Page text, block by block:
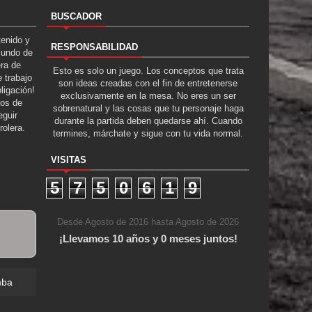
y
de
de
trabajo
de
BUSCADOR
RESPONSABILIDAD
Esto es solo un juego. Los conceptos que trata
son ideas creadas con el fin de entretenerse
exclusivamente en la mesa. No eres un ser
sobrenatural y las cosas que tu personaje haga
durante la partida deben quedarse ahí. Cuando
termines, márchate y sigue con tu vida normal.
VISITAS
5 7 5 0 6 1 9
Desde Agosto de 2016 hasta Agosto de 2026
¡Llevamos 10 años y 0 meses juntos!